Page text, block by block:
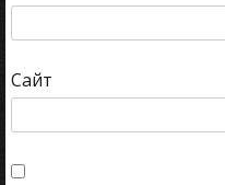
Сайт